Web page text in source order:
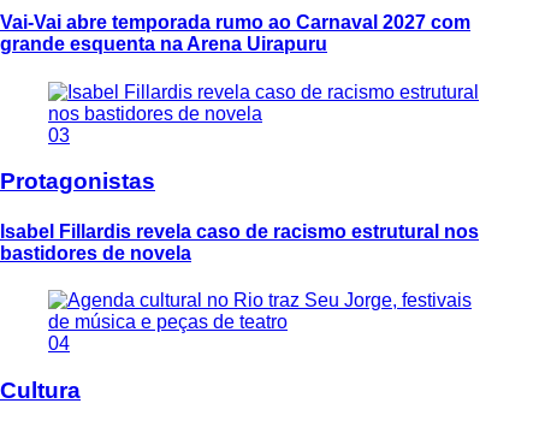
Vai-Vai abre temporada rumo ao Carnaval 2027 com
grande esquenta na Arena Uirapuru
03
Protagonistas
Isabel Fillardis revela caso de racismo estrutural nos
bastidores de novela
04
Cultura